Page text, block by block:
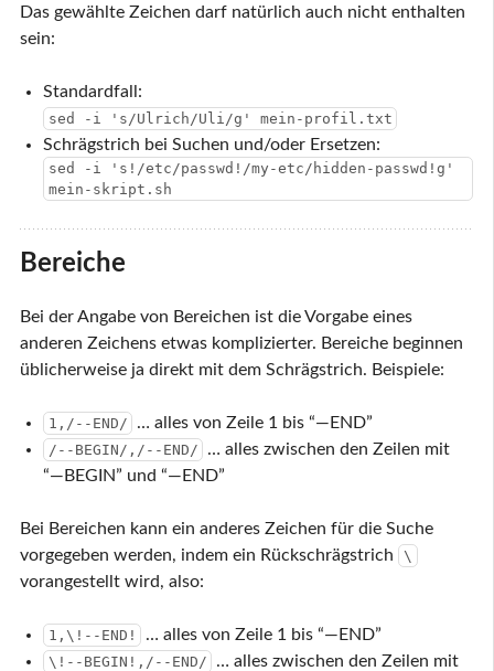
Das gewählte Zeichen darf natürlich auch nicht enthalten
sein:
Standardfall:
sed -i 's/Ulrich/Uli/g' mein-profil.txt
Schrägstrich bei Suchen und/oder Ersetzen:
sed -i 's!/etc/passwd!/my-etc/hidden-passwd!g'
mein-skript.sh
Bereiche
Bei der Angabe von Bereichen ist die Vorgabe eines
anderen Zeichens etwas komplizierter. Bereiche beginnen
üblicherweise ja direkt mit dem Schrägstrich. Beispiele:
1,/--END/ … alles von Zeile 1 bis “—END”
/--BEGIN/,/--END/
… alles zwischen den Zeilen mit
“—BEGIN” und “—END”
Bei Bereichen kann ein anderes Zeichen für die Suche
vorgegeben werden, indem ein Rückschrägstrich
\
vorangestellt wird, also:
1,\!--END! … alles von Zeile 1 bis “—END”
\!--BEGIN!,/--END/
… alles zwischen den Zeilen mit